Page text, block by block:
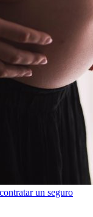
un seguro